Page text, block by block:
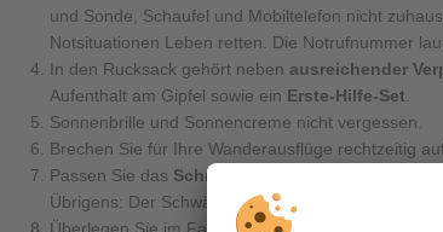
und Sonde, Schaufel und Mobiltelefon nicht
Notsituationen Leben retten. Die Notrufnummer
In den Rucksack gehört neben ausreichender
Aufenthalt am Gipfel sowie ein Erste-Hilfe-Set
Sonnenbrille und Sonnencreme nicht vergessen.
Brechen Sie für Ihre Wanderausflüge rechtzeitig
Passen Sie das Schritttempo
Übrigens: Der Schwächste der Gruppe gibt das